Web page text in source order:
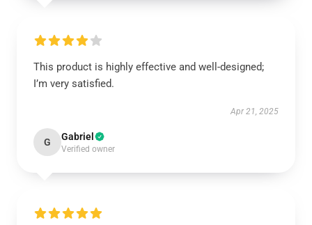
This product is highly effective and well-designed;
I’m very satisfied.
Apr 21, 2025
G Gabriel
Verified owner